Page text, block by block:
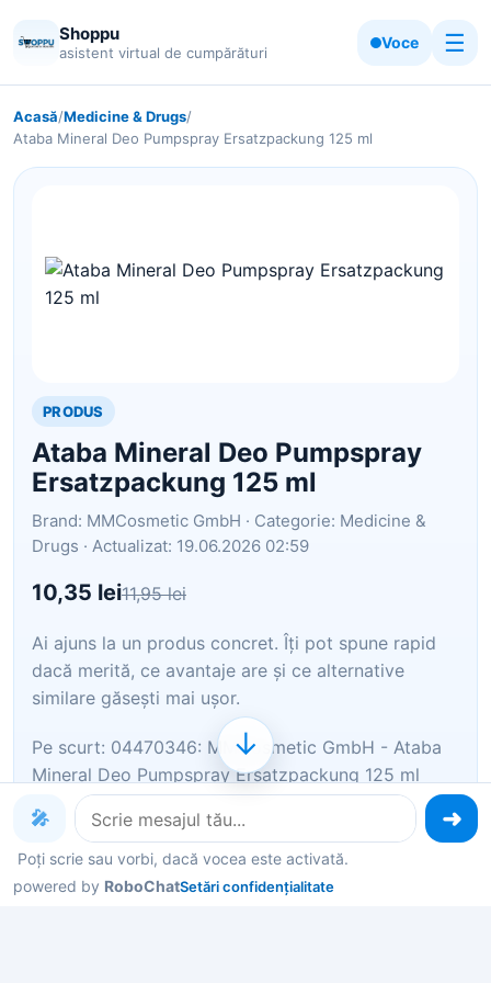
Shoppu
asistent virtual de cumpărături
Voce ☰
Acasă/Medicine & Drugs/
Ataba Mineral Deo Pumpspray Ersatzpackung 125 ml
PRODUS
Ataba Mineral Deo Pumpspray
Ersatzpackung 125 ml
Brand: MMCosmetic GmbH · Categorie: Medicine &
Drugs · Actualizat: 19.06.2026 02:59
10,35 lei11,95 lei
Ai ajuns la un produs concret. Îți pot spune rapid
dacă merită, ce avantaje are și ce alternative
similare găsești mai ușor.
Pe scurt: 04470346: MMCosmetic GmbH - Ataba
Mineral Deo Pumpspray Ersatzpackung 125 ml
Îți pot recomanda rapid produse similare sau
alternative mai bune din aceeași zonă.
Dacă nu e exact ce cauți, putem restrânge imediat
🎤
Poți scrie sau vorbi, dacă vocea este activată.
powered by RoboChatSetări confidențialitate
↓